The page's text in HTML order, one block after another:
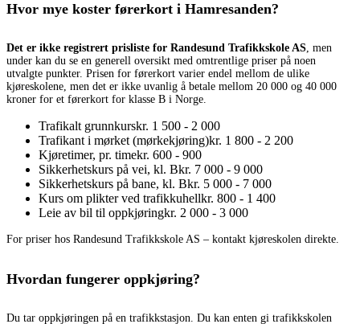
Hvor mye koster førerkort i Hamresanden?
Det er ikke registrert prisliste for Randesund Trafikkskole AS, men
under kan du se en generell oversikt med omtrentlige priser på noen
utvalgte punkter. Prisen for førerkort varier endel mellom de ulike
kjøreskolene, men det er ikke uvanlig å betale mellom 20 000 og 40 000
kroner for et førerkort for klasse B i Norge.
Trafikalt grunnkurskr. 1 500 - 2 000
Trafikant i mørket (mørkekjøring)kr. 1 800 - 2 200
Kjøretimer, pr. timekr. 600 - 900
Sikkerhetskurs på vei, kl. Bkr. 7 000 - 9 000
Sikkerhetskurs på bane, kl. Bkr. 5 000 - 7 000
Kurs om plikter ved trafikkuhellkr. 800 - 1 400
Leie av bil til oppkjøringkr. 2 000 - 3 000
For priser hos Randesund Trafikkskole AS – kontakt kjøreskolen direkte.
Hvordan fungerer oppkjøring?
Du tar oppkjøringen på en trafikkstasjon. Du kan enten gi trafikkskolen